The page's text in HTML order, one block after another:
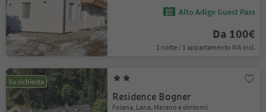
Alto Adige Guest Pass
Da 100€
1 notte / 1 appartamento IVA incl.
Su richiesta
Residence Bogner
Foiana, Lana, Merano e dintorni